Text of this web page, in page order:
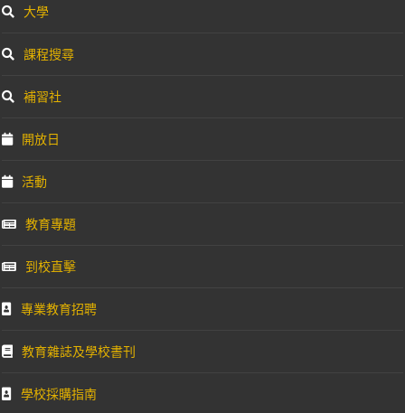
大學
課程搜尋
補習社
開放日
活動
教育專題
到校直擊
專業教育招聘
教育雜誌及學校書刊
學校採購指南